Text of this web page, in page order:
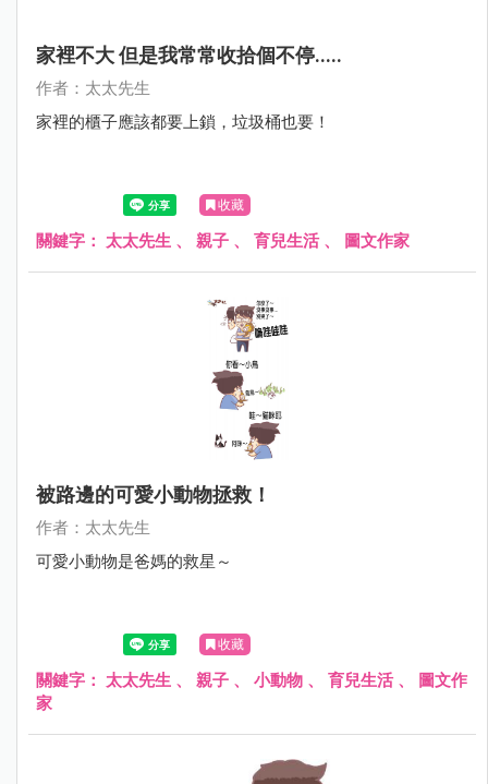
家裡不大 但是我常常收拾個不停.....
作者：太太先生
家裡的櫃子應該都要上鎖，垃圾桶也要！
收藏
關鍵字： 太太先生 、 親子 、 育兒生活、 圖文作家
被路邊的可愛小動物拯救！
作者：太太先生
可愛小動物是爸媽的救星～
收藏
關鍵字： 太太先生 、 親子 、 小動物 、 育兒生活、
圖文作
家